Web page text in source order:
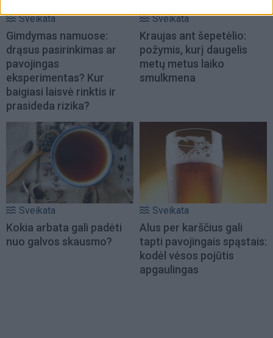
Sveikata
Gimdymas namuose:
drąsus pasirinkimas ar
pavojingas
eksperimentas? Kur
baigiasi laisvė rinktis ir
prasideda rizika?
Sveikata
Kraujas ant šepetėlio:
požymis, kurį daugelis
metų metus laiko
smulkmena
Sveikata
Kokia arbata gali padėti
nuo galvos skausmo?
Sveikata
Alus per karščius gali
tapti pavojingais spąstais:
kodėl vėsos pojūtis
apgaulingas